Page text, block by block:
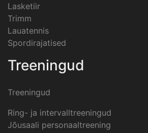
Lasketiir
Trimm
Lauatennis
Spordirajatised
Treeningud
Treeningud
Ring- ja intervalltreeningud
Jõusaali personaaltreening